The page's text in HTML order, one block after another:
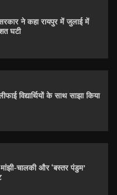
सरकार ने कहा रायपुर में जुलाई में
घटी
विद्यार्थियों के साथ साझा किया
चालकी और ‘बस्तर पंडुम’